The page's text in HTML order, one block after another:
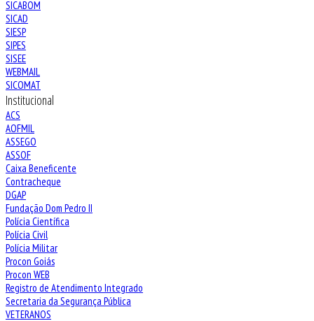
SICABOM
SICAD
SIESP
SIPES
SISEE
WEBMAIL
SICOMAT
Institucional
ACS
AOFMIL
ASSEGO
ASSOF
Caixa Beneficente
Contracheque
DGAP
Fundação Dom Pedro II
Polícia Científica
Polícia Civil
Polícia Militar
Procon Goiás
Procon WEB
Registro de Atendimento Integrado
Secretaria da Segurança Pública
VETERANOS